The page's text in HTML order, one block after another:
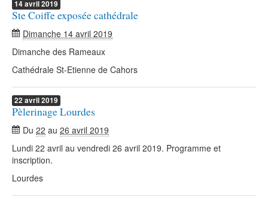
14avril2019
Ste Coiffe exposée cathédrale
Dimanche 14 avril 2019
Dimanche des Rameaux
Cathédrale St-Etienne de Cahors
22 avril2019
Pèlerinage Lourdes
Du 22 au 26 avril 2019
Lundi 22 avril au vendredi 26 avril 2019. Programme et
inscription.
Lourdes